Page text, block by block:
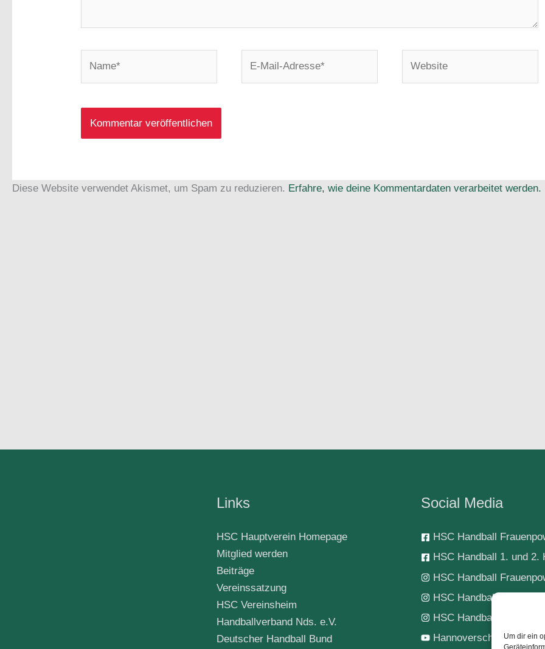
Um dir ein
Diese Website verwendet Akismet, um Spam zu reduzieren. Erfahre, wie deine Kommentardaten verarbeitet werden.
Links
HSC Hauptverein Homepage
Mitglied werden
Beiträge
Vereinssatzung
HSC Vereinsheim
Handballverband Nds. e.V.
Deutscher Handball Bund
Social Media
HSC Handball
HSC Handball 1. und 2.
HSC Handball
HSC Handball 1. Herren
HSC Handball-Jugend
Hannoverscher SC